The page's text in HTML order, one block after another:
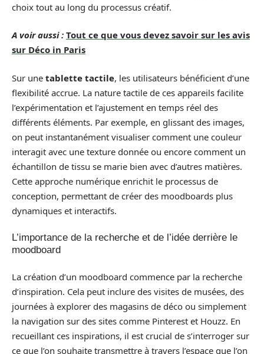
choix tout au long du processus créatif.
A voir aussi : Tout ce que vous devez savoir sur les avis
sur Déco in Paris
Sur une tablette tactile, les utilisateurs bénéficient d’une
flexibilité accrue. La nature tactile de ces appareils facilite
l’expérimentation et l’ajustement en temps réel des
différents éléments. Par exemple, en glissant des images,
on peut instantanément visualiser comment une couleur
interagit avec une texture donnée ou encore comment un
échantillon de tissu se marie bien avec d’autres matières.
Cette approche numérique enrichit le processus de
conception, permettant de créer des moodboards plus
dynamiques et interactifs.
L’importance de la recherche et de l’idée derrière le
moodboard
La création d’un moodboard commence par la recherche
d’inspiration. Cela peut inclure des visites de musées, des
journées à explorer des magasins de déco ou simplement
la navigation sur des sites comme Pinterest et Houzz. En
recueillant ces inspirations, il est crucial de s’interroger sur
ce que l’on souhaite transmettre à travers l’espace que l’on